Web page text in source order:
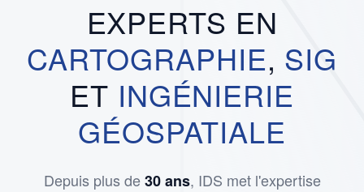
EXPERTS EN
CARTOGRAPHIE, SIG
ET INGÉNIERIE
GÉOSPATIALE
Depuis plus de30 ans, IDS met l'expertise